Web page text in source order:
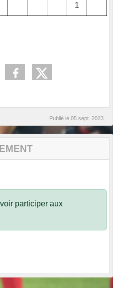
1
Publié le 05 sept. 2023
participer aux